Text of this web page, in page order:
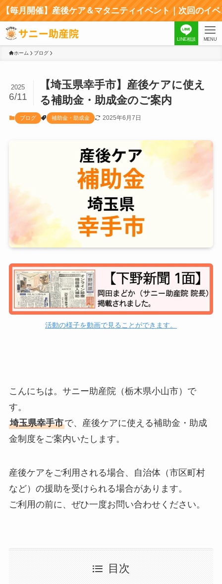
】産後ケア＆マタニティイベント｜次回のイベント
LINE相談 MENU
ホーム ブログ
【埼玉県幸手市】産後ケアに使え
る補助金・助成金のご案内
2025
6/11
ブログ 補助金・助成金 2025年6月7日
活動の様子を動画で見ることができます。
こんにちは。サニー助産院（栃木県小山市）で
す。
埼玉県幸手市で、産後ケアに使える補助金・助成
金制度をご案内いたします。
産後ケアをご利用される場合、自治体（市区町村
など）の援助を受けられる場合があります。
ご利用の前に、ぜひ一度お問い合わせください。
目次